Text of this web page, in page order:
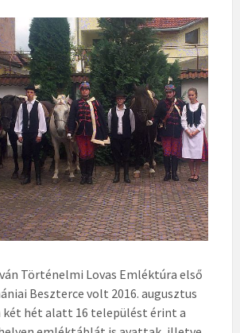
Történelmi Lovas Emléktúra első
Beszterce volt 2016. augusztus
két hét alatt 16 települést érint a